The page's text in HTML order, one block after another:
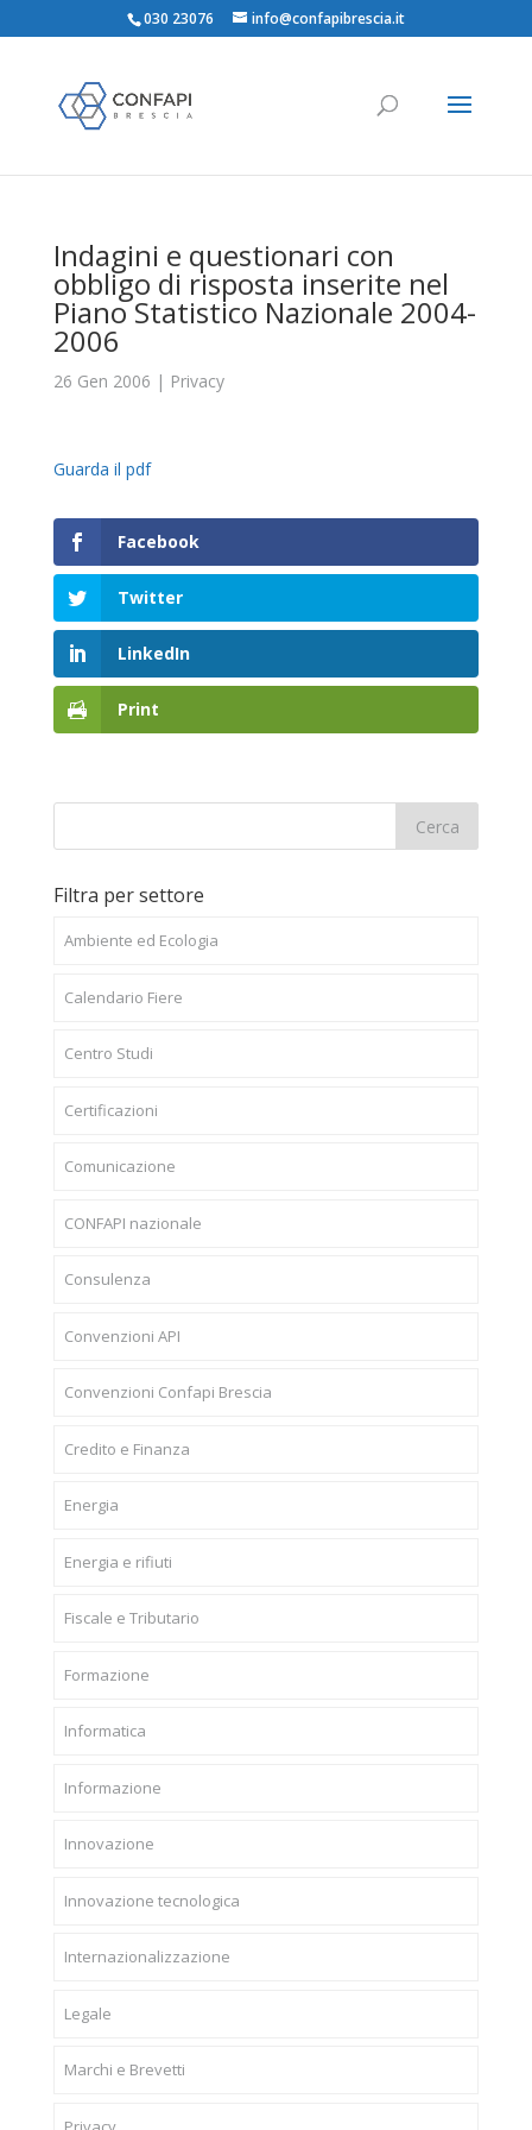
030 23076 info@confapibrescia.it
Indagini e questionari con
obbligo di risposta inserite nel
Piano Statistico Nazionale 2004-
2006
26 Gen 2006 | Privacy
Guarda il pdf
Facebook
Twitter
LinkedIn
Print
Filtra per settore
Ambiente ed Ecologia
Calendario Fiere
Centro Studi
Certificazioni
Comunicazione
CONFAPI nazionale
Consulenza
Convenzioni API
Convenzioni Confapi Brescia
Credito e Finanza
Energia
Energia e rifiuti
Fiscale e Tributario
Formazione
Informatica
Informazione
Innovazione
Innovazione tecnologica
Internazionalizzazione
Legale
Marchi e Brevetti